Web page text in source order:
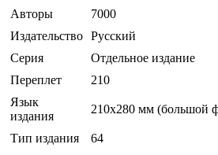
Авторы
7000
Издательство Русский
Серия
Отдельное издание
Переплет
210
Язык
издания
210x280 мм (большой
Тип издания
64